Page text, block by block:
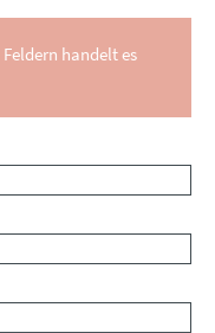
handelt es